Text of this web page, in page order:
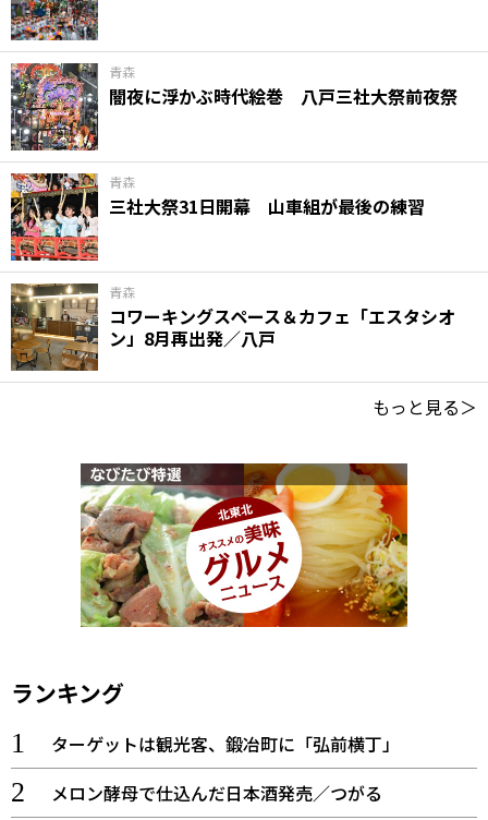
青森
闇夜に浮かぶ時代絵巻 八戸三社大祭前夜祭
青森
三社大祭31日開幕 山車組が最後の練習
青森
コワーキングスペース＆カフェ「エスタシオ
ン」8月再出発／八戸
もっと見る＞
ランキング
ターゲットは観光客、鍛冶町に「弘前横丁」
メロン酵母で仕込んだ日本酒発売／つがる